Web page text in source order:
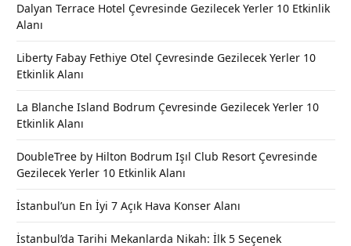
Dalyan Terrace Hotel Çevresinde Gezilecek Yerler 10 Etkinlik
Alanı
Liberty Fabay Fethiye Otel Çevresinde Gezilecek Yerler 10
Etkinlik Alanı
La Blanche Island Bodrum Çevresinde Gezilecek Yerler 10
Etkinlik Alanı
DoubleTree by Hilton Bodrum Işıl Club Resort Çevresinde
Gezilecek Yerler 10 Etkinlik Alanı
İstanbul’un En İyi 7 Açık Hava Konser Alanı
İstanbul’da Tarihi Mekanlarda Nikah: İlk 5 Seçenek